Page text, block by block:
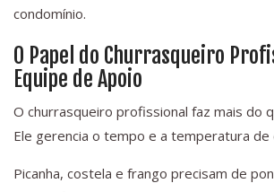
condomínio.
O Papel do Churrasqueiro
Equipe de Apoio
O churrasqueiro profissional faz mais do
Ele gerencia o tempo e a temperatura de
Picanha, costela e frango precisam de